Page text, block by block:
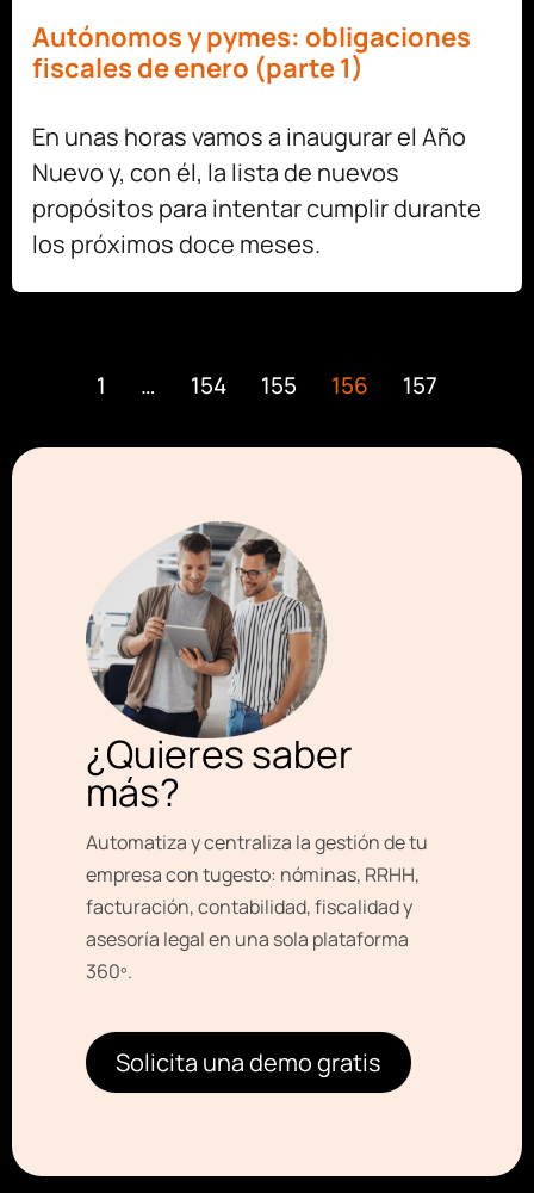
Autónomos y pymes: obligaciones
fiscales de enero (parte 1)
En unas horas vamos a inaugurar el Año
Nuevo y, con él, la lista de nuevos
propósitos para intentar cumplir durante
los próximos doce meses.
1 … 154 155 156 157
¿Quieres saber
más?
Automatiza y centraliza la gestión de tu
empresa con tugesto: nóminas, RRHH,
facturación, contabilidad, fiscalidad y
asesoría legal en una sola plataforma
360º.
Solicita una demo gratis